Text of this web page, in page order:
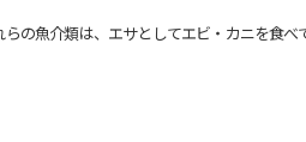
魚介類は、エサとしてエビ・カニを食べ